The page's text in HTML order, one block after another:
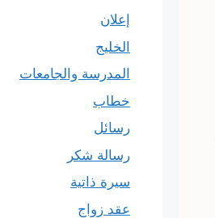
إعلان
الخليج
المدرسة والجامعات
خطاب
رسائل
رسالة شكر
سيرة ذاتية
عقد زواج